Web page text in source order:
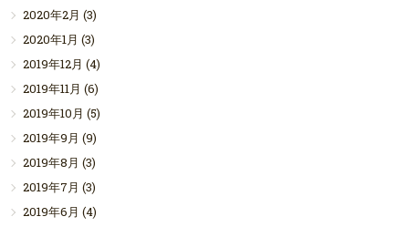
2020年2月 (3)
2020年1月 (3)
2019年12月 (4)
2019年11月 (6)
2019年10月 (5)
2019年9月 (9)
2019年8月 (3)
2019年7月 (3)
2019年6月 (4)